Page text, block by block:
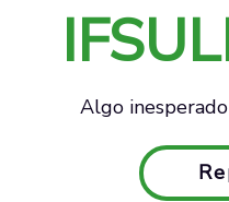
Algo